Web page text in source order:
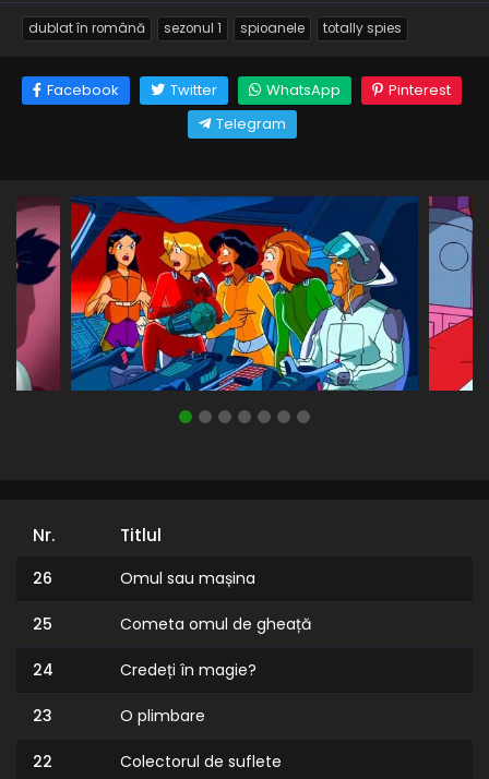
dublat în română sezonul 1 spioanele totally spies
Facebook Twitter WhatsApp
Pinterest
Telegram
Nr. Titlul
26 Omul sau mașina
25 Cometa omul de gheață
24 Credeți în magie?
23 O plimbare
22 Colectorul de suflete